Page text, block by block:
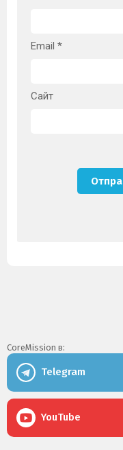
Email *
Сайт
CoreMission в:
Telegram
YouTube